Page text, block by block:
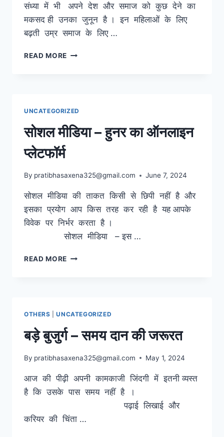
संध्या में भी अपने देश और समाज को कुछ देने का
मकसद ही उनका जुनून है । इन महिलाओं के लिए
बढ़ती उम्र समाज के लिए …
READ MORE प्रेरणा
जिए
!
UNCATEGORIZED
सोशल मीडिया – हुनर का ऑनलाइन
प्लेटफॉर्म
By pratibhasaxena325@gmail.com June 7, 2024
सोशल मीडिया की ताकत किसी से छिपी नहीं है और
इसका प्रयोग आप किस तरह कर रही है यह आपके
विवेक पर निर्भर करता है ।
सोशल मीडिया – इस …
READ MORE सोशल
OTHERS |UNCATEGORIZED
बड़े बुजुर्ग – समय दान की जरूरत
By pratibhasaxena325@gmail.com May 1, 2024
आज की पीढ़ी अपनी कामकाजी जिंदगी में इतनी व्यस्त
है कि उसके पास समय नहीं है ।
पढ़ाई लिखाई और
करियर की चिंता …